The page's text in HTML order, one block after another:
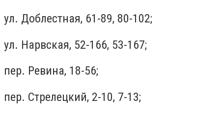
ул. Доблестная, 61-89, 80-102;
ул. Нарвская, 52-166, 53-167;
пер. Ревина, 18-56;
пер. Стрелецкий, 2-10, 7-13;